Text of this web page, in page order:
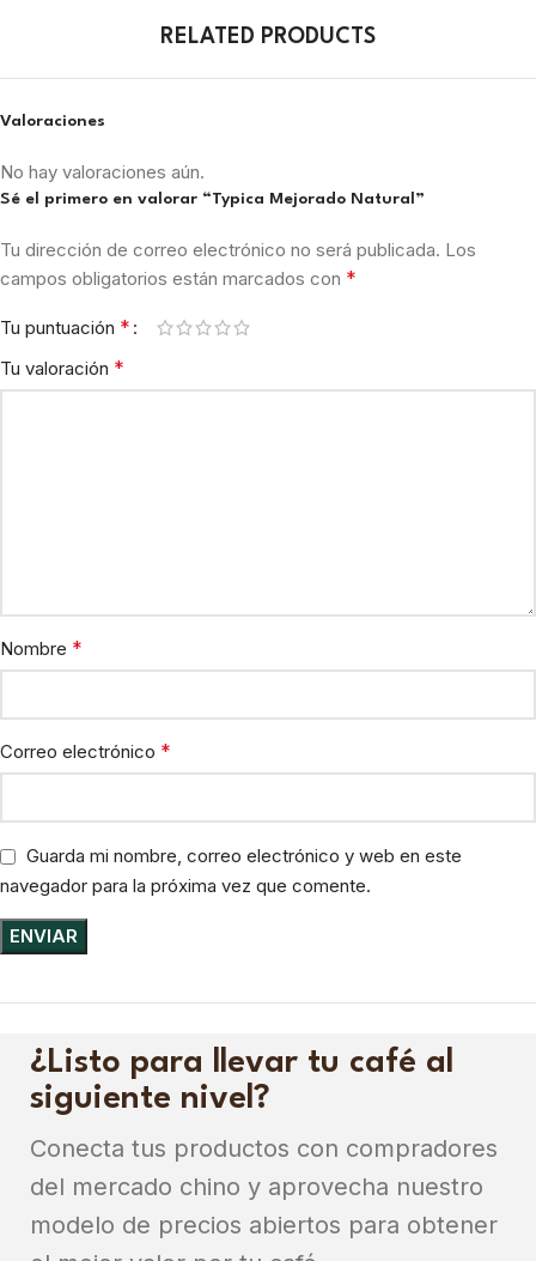
RELATED PRODUCTS
Valoraciones
No hay valoraciones aún.
Sé el primero en valorar “Typica Mejorado Natural”
Tu dirección de correo electrónico no será publicada. Los
campos obligatorios están marcados con *
Tu puntuación *
Tu valoración *
Nombre *
Correo electrónico *
Guarda mi nombre, correo electrónico y web en este
navegador para la próxima vez que comente.
¿Listo para llevar tu café al
siguiente nivel?
Conecta tus productos con compradores
del mercado chino y aprovecha nuestro
modelo de precios abiertos para obtener